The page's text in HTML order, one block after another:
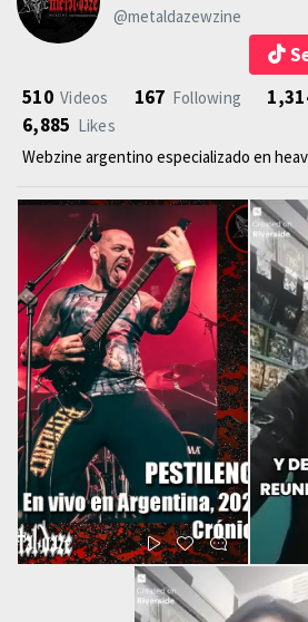
@metaldazewzine
510 Videos 167 Following
6,885 Likes
Webzine argentino especializado en